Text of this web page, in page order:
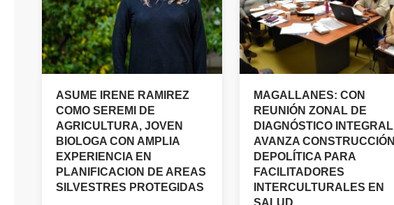
ASUME IRENE RAMIREZ
COMO SEREMI DE
AGRICULTURA, JOVEN
BIOLOGA CON AMPLIA
EXPERIENCIA EN
PLANIFICACION DE AREAS
SILVESTRES PROTEGIDAS
MAGALLANES: CON
REUNIÓN ZONAL DE
DIAGNÓSTICO INTEGRAL
AVANZA CONSTRUCCIÓN
DEPOLÍTICA PARA
FACILITADORES
INTERCULTURALES EN
SALUD